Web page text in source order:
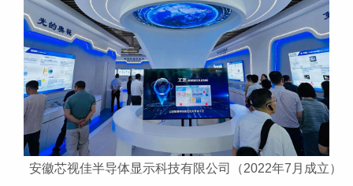
安徽芯视佳半导体显示科技有限公司（2022年7月成立）